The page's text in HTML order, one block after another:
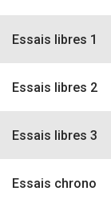
Essais libres 1
Essais libres 2
Essais libres 3
Essais chrono